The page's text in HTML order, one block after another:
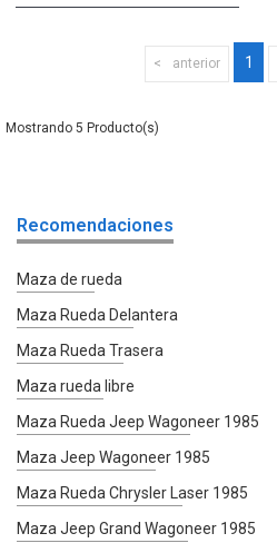
anterior 1
5
Recomendaciones
Maza de rueda
Maza Rueda Delantera
Maza Rueda Trasera
Maza rueda libre
Maza Rueda Jeep Wagoneer 1985
Maza Jeep Wagoneer 1985
Maza Rueda Chrysler Laser 1985
Maza Jeep Grand Wagoneer 1985